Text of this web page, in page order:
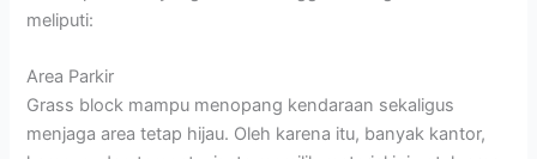
meliputi:
Area Parkir
Grass block mampu menopang kendaraan sekaligus
menjaga area tetap hijau. Oleh karena itu, banyak kantor,